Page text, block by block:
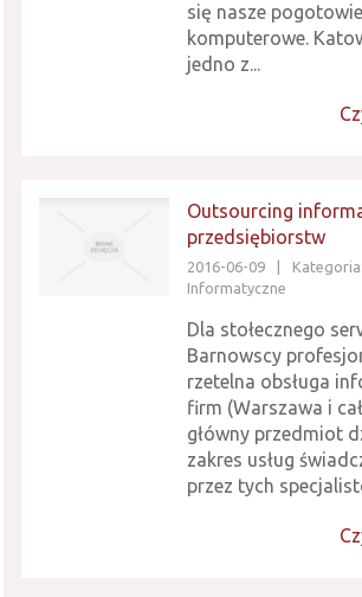
się nasze pogotowie
komputerowe.
jedno z...
Outsourcing
przedsiębiorstw
2016-06-09
Informatyczne
Dla stołecznego
Barnowscy
rzetelna obsługa
firm (Warszawa i
główny przedmiot
zakres usług
przez tych